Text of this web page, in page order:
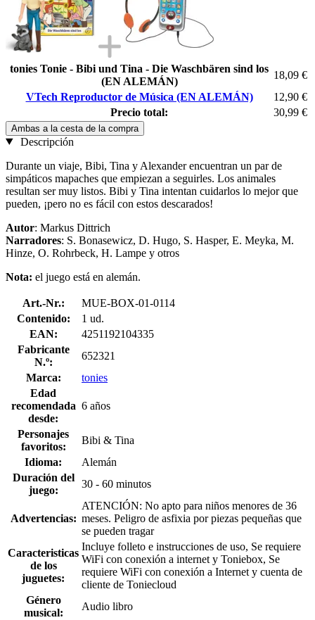
tonies Tonie - Bibi und Tina - Die Waschbären sind los
(EN ALEMÁN)
18,09 €
VTech Reproductor de Música (EN ALEMÁN)
12,90 €
Precio total:
30,99 €
Ambas a la cesta de la compra
Descripción
Durante un viaje, Bibi, Tina y Alexander encuentran un par de
simpáticos mapaches que empiezan a seguirles. Los animales
resultan ser muy listos. Bibi y Tina intentan cuidarlos lo mejor que
pueden, ¡pero no es fácil con estos descarados!
Autor: Markus Dittrich
Narradores: S. Bonasewicz, D. Hugo, S. Hasper, E. Meyka, M.
Hinze, O. Rohrbeck, H. Lampe y otros
Nota: el juego está en alemán.
Art.-Nr.:
MUE-BOX-01-0114
Contenido:
1 ud.
EAN:
4251192104335
Fabricante
N.º:
652321
Marca:
tonies
Edad
recomendada
desde:
6 años
Personajes
favoritos:
Bibi & Tina
Idioma:
Alemán
Duración del
juego:
30 - 60 minutos
Advertencias:
ATENCIÓN: No apto para niños menores de 36
meses. Peligro de asfixia por piezas pequeñas que
se pueden tragar
Caracteristicas
de los
juguetes:
Incluye folleto e instrucciones de uso, Se requiere
WiFi con conexión a internet y Toniebox, Se
requiere WiFi con conexión a Internet y cuenta de
cliente de Toniecloud
Género
musical:
Audio libro